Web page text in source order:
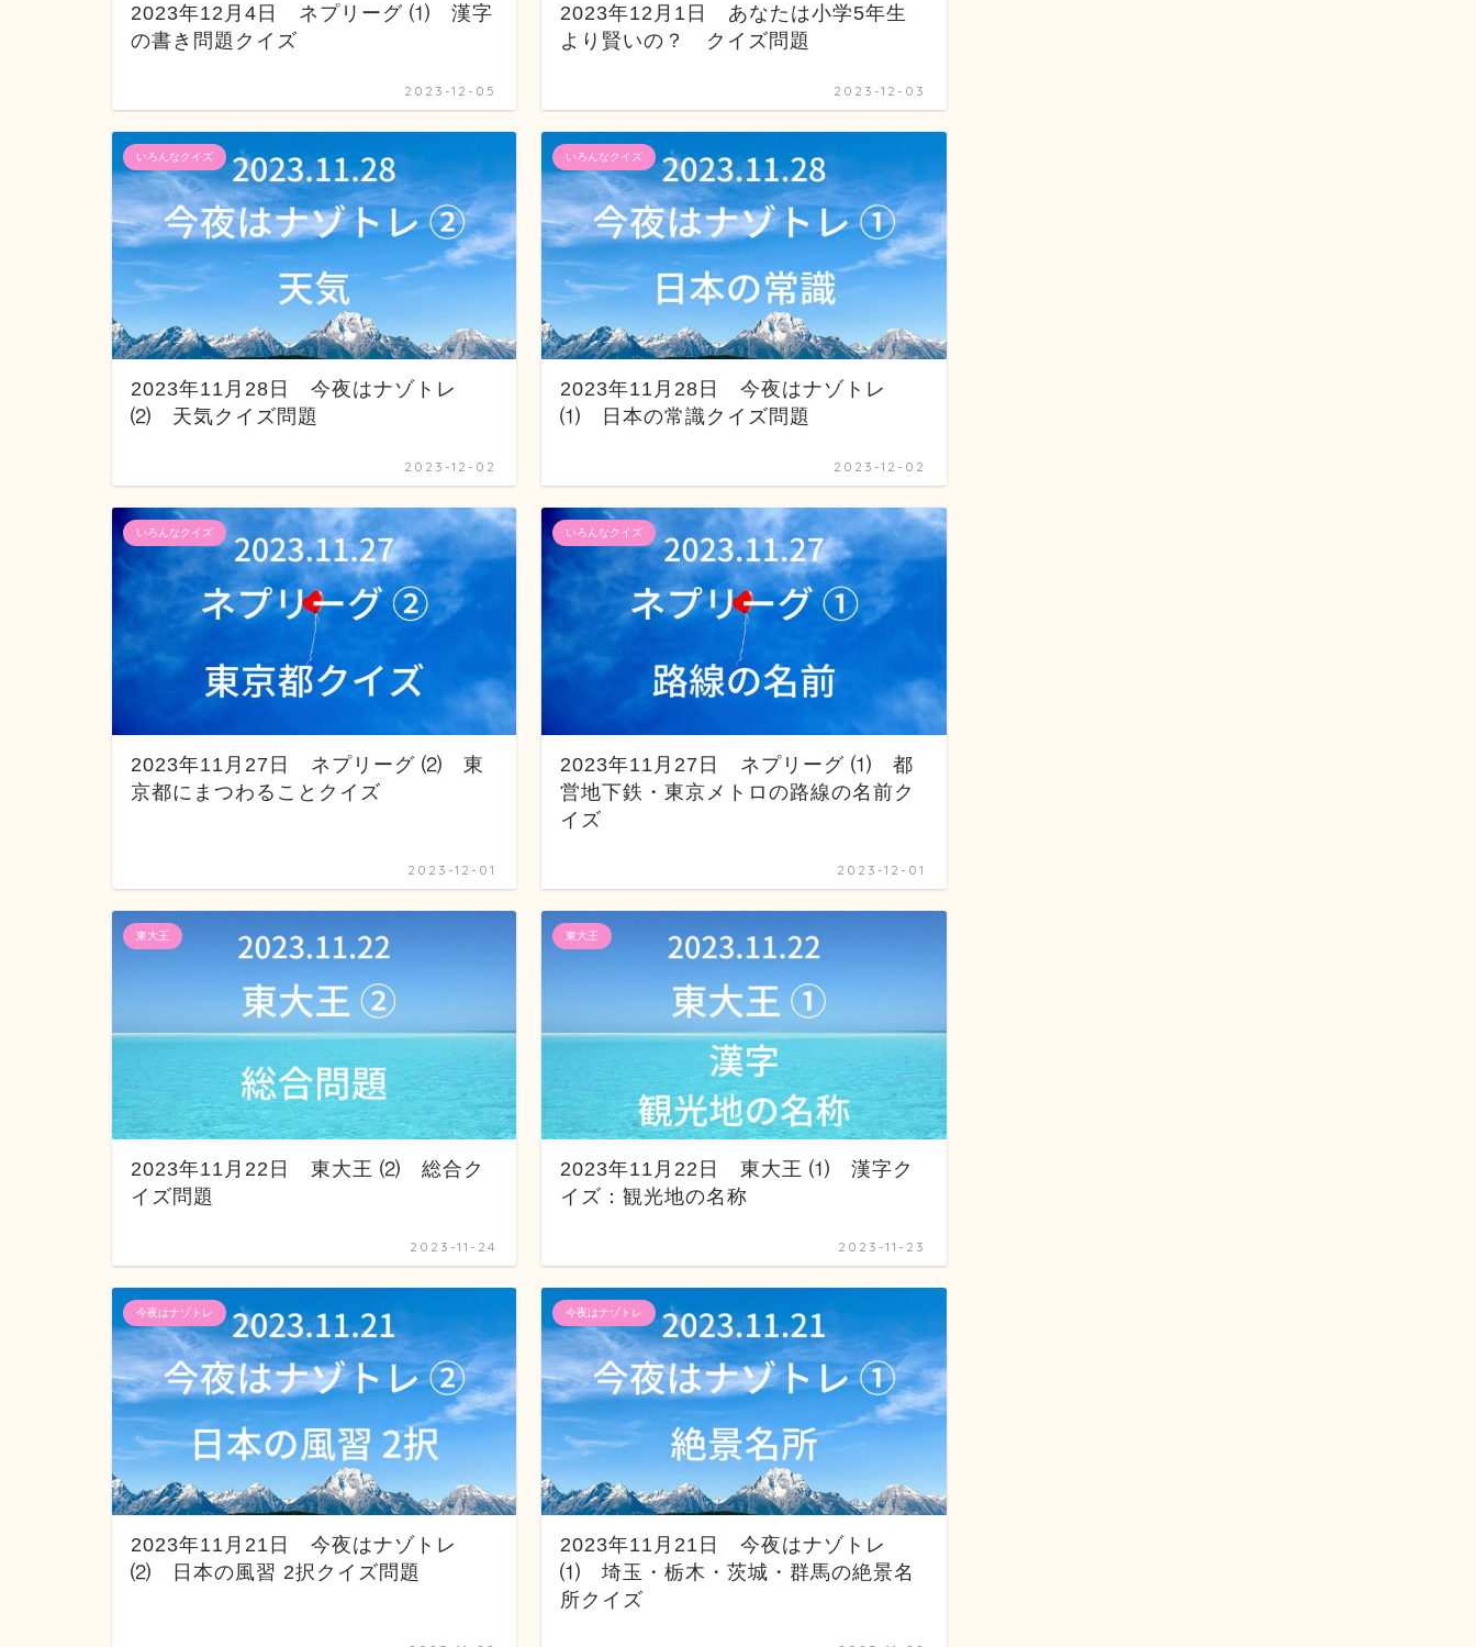
2023年12月4日 ネプリーグ ⑴ 漢字
の書き問題クイズ
2023-12-05
2023年12月1日 あなたは小学5年生
より賢いの？ クイズ問題
2023-12-03
いろんなクイズ
2023年11月28日 今夜はナゾトレ
⑵ 天気クイズ問題
2023-12-02
いろんなクイズ
2023年11月28日 今夜はナゾトレ
⑴ 日本の常識クイズ問題
2023-12-02
いろんなクイズ
2023年11月27日 ネプリーグ ⑵ 東
京都にまつわることクイズ
2023-12-01
いろんなクイズ
2023年11月27日 ネプリーグ ⑴ 都
営地下鉄・東京メトロの路線の名前ク
イズ
2023-12-01
東大王
2023年11月22日 東大王 ⑵ 総合ク
イズ問題
2023-11-24
東大王
2023年11月22日 東大王 ⑴ 漢字ク
イズ：観光地の名称
2023-11-23
今夜はナゾトレ
2023年11月21日 今夜はナゾトレ
⑵ 日本の風習 2択クイズ問題
今夜はナゾトレ
2023年11月21日 今夜はナゾトレ
⑴ 埼玉・栃木・茨城・群馬の絶景名
所クイズ